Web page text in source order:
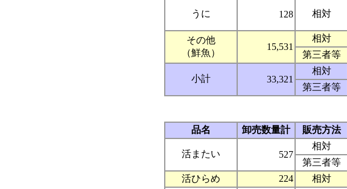
うに 128 相対
その他
（鮮魚）
15,531
相対
第三者等
小計 33,321
相対
第三者等
品名 卸売数量計 販売方法
活またい 527
相対
第三者等
活ひらめ
224 相対